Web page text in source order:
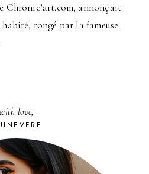
Chronic’art.com, annonçait
rongé par la fameuse
love,